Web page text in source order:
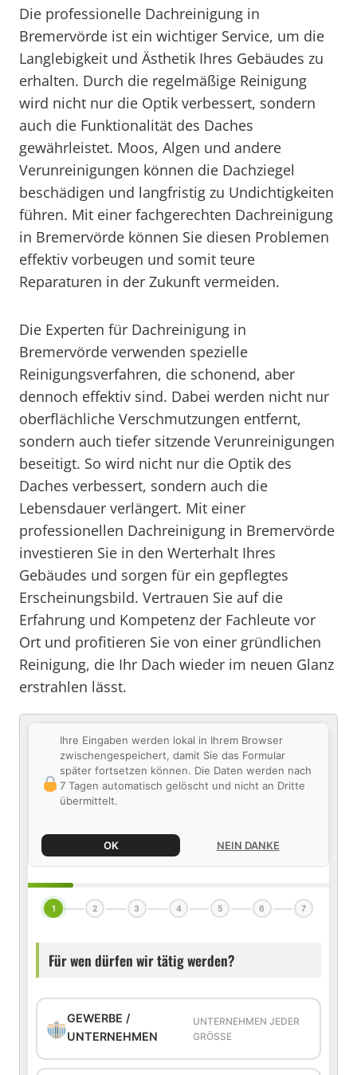
Die professionelle Dachreinigung in
Bremervörde ist ein wichtiger Service, um die
Langlebigkeit und Ästhetik Ihres Gebäudes zu
erhalten. Durch die regelmäßige Reinigung
wird nicht nur die Optik verbessert, sondern
auch die Funktionalität des Daches
gewährleistet. Moos, Algen und andere
Verunreinigungen können die Dachziegel
beschädigen und langfristig zu Undichtigkeiten
führen. Mit einer fachgerechten Dachreinigung
in Bremervörde können Sie diesen Problemen
effektiv vorbeugen und somit teure
Reparaturen in der Zukunft vermeiden.
Die Experten für Dachreinigung in
Bremervörde verwenden spezielle
Reinigungsverfahren, die schonend, aber
dennoch effektiv sind. Dabei werden nicht nur
oberflächliche Verschmutzungen entfernt,
sondern auch tiefer sitzende Verunreinigungen
beseitigt. So wird nicht nur die Optik des
Daches verbessert, sondern auch die
Lebensdauer verlängert. Mit einer
professionellen Dachreinigung in Bremervörde
investieren Sie in den Werterhalt Ihres
Gebäudes und sorgen für ein gepflegtes
Erscheinungsbild. Vertrauen Sie auf die
Erfahrung und Kompetenz der Fachleute vor
Ort und profitieren Sie von einer gründlichen
Reinigung, die Ihr Dach wieder im neuen Glanz
erstrahlen lässt.
Ihre Eingaben werden lokal in Ihrem Browser
zwischengespeichert, damit Sie das Formular
später fortsetzen können. Die Daten werden nach
7 Tagen automatisch gelöscht und nicht an Dritte
übermittelt.
OK NEIN DANKE
1 2 3 4 5 6 7
Für wen dürfen wir tätig werden?
GEWERBE /
UNTERNEHMEN
UNTERNEHMEN JEDER
GRÖSSE